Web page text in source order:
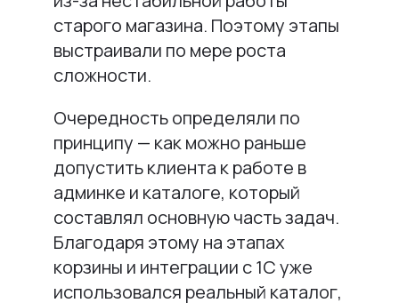
старого магазина. Поэтому этапы
выстраивали по мере роста
сложности.
Очередность определяли по
принципу — как можно раньше
допустить клиента к работе в
админке и каталоге, который
составлял основную часть задач.
Благодаря этому на этапах
корзины и интеграции с 1С уже
использовался реальный каталог,